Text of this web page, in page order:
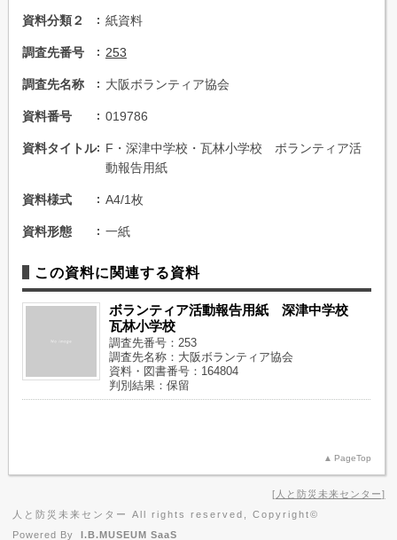
資料分類２ 紙資料
調査先番号 253
調査先名称 大阪ボランティア協会
資料番号 019786
資料タイトル
F・深津中学校・瓦林小学校 ボランティア活
動報告用紙
資料様式 A4/1枚
資料形態 一紙
この資料に関連する資料
ボランティア活動報告用紙 深津中学校
瓦林小学校
調査先番号：253
調査先名称：大阪ボランティア協会
資料・図書番号：164804
判別結果：保留
PageTop
人と防災未来センター
人と防災未来センター All rights reserved, Copyright©
Powered By
I.B.MUSEUM SaaS